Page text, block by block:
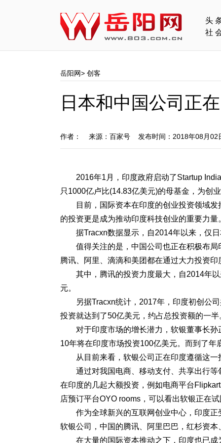
头
社
岳阳网> 创客
日本和中国公司正
作者： 来源：百家号 发布时间：2018年08月
2016年1月，印度政府启动了Startup
只1000亿卢比(14.83亿美元)的母基金，为创
目前，国际资本在印度的创业投资领域
的投资更是成为推动印度科技创业的重要力量
据Tracxn数据显示，自2014年以来，仅
值得关注的是，中国公司也正在积极布
腾讯、阿里、滴滴和美团都在通过大力投资
其中，腾讯的投资力度最大，自2014年
元。
另据Tracxn统计，2017年，印度初创公
投资就达到了50亿美元，约占总投资额的一半
对于印度市场的增长潜力，软银董事长
10年将在印度市场投资100亿美元。而到了年
从目前来看，软银公司正在印度遵循这一
通过对我国电商、移动支付、共享出行
在印度的几起大额投资，例如电商平台
店预订平台OYO rooms，可以看出软银正在
作为全球新兴的互联网创业中心，印度
软银公司，中国的腾讯、阿里巴巴，红杉资
在大量的国际资本推动之下，印度也已